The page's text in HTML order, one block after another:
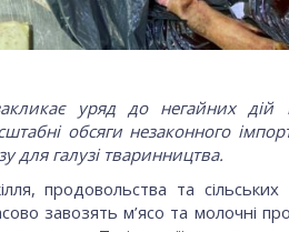
уряд до негайних дій
обсяги незаконного
для галузі тваринництва.
продовольства та
завозять м’ясо та молочні